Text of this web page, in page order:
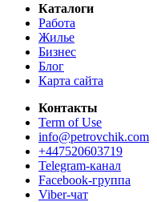
Каталоги
Работа
Жилье
Бизнес
Блог
Карта сайта
Контакты
Term of Use
info@petrovchik.com
+447520603719
Telegram-канал
Facebook-группа
Viber-чат